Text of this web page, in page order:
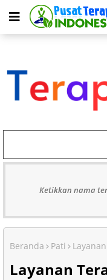
Ketikkan nama
Beranda Pati
Layanan